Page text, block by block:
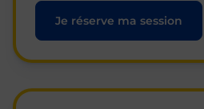
Je réserve ma session